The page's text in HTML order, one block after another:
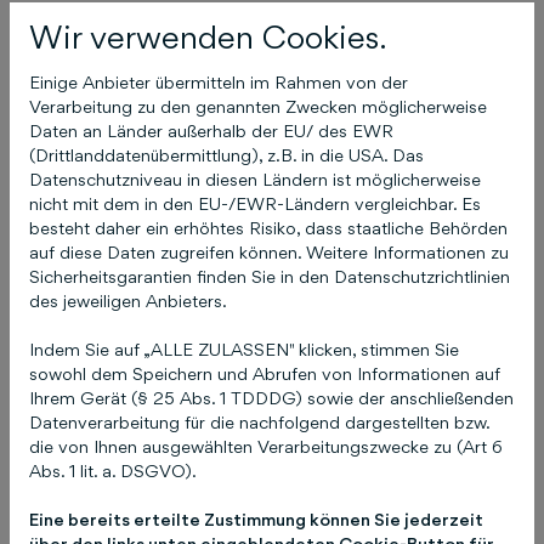
handelt es sich um fünfmal je einen Google
Nest Mini Smart Speaker. Zudem werden die
Punkte der Teilnehmer addiert, um am Schluss
einen Gesamtsieger zu küren – diesen erwartet
ein E-Scooter als Hauptpreis. Alle Infos, das
wöchentliche Quiz und die
Teilnahmebedingungen stehen unter
https://archiv.schluetersche.de/digital-
challenge/.Über die SchlüterscheDie
Schlütersche Verlagsgesellschaft mbH & Co. KG
ist ein Mediendienstleister für kleine und mittlere
Unternehmen. Für ihre Kunden entwickelt die
Schlütersche Werbe- und Marketingkonzepte –
digital, in Print oder crossmedial, alles aus einer
Hand. Das Service-Angebot umfasst unter
die Erstellung von Unternehmenswebseiten und
Wir verwenden Cookies.
Einige Anbieter übermitteln im Rahmen von der
Verarbeitung zu den genannten Zwecken möglicherweise
Daten an Länder außerhalb der EU/ des EWR
(Drittlanddatenübermittlung), z.B. in die USA. Das
Datenschutzniveau in diesen Ländern ist möglicherweise
nicht mit dem in den EU-/EWR-Ländern vergleichbar. Es
besteht daher ein erhöhtes Risiko, dass staatliche Behörden
auf diese Daten zugreifen können. Weitere Informationen zu
Sicherheitsgarantien finden Sie in den Datenschutzrichtlinien
des jeweiligen Anbieters.
Indem Sie auf „ALLE ZULASSEN" klicken, stimmen Sie
sowohl dem Speichern und Abrufen von Informationen auf
Ihrem Gerät (§ 25 Abs. 1 TDDDG) sowie der anschließenden
Datenverarbeitung für die nachfolgend dargestellten bzw.
die von Ihnen ausgewählten Verarbeitungszwecke zu (Art 6
Abs. 1 lit. a. DSGVO).
Eine bereits erteilte Zustimmung können Sie jederzeit